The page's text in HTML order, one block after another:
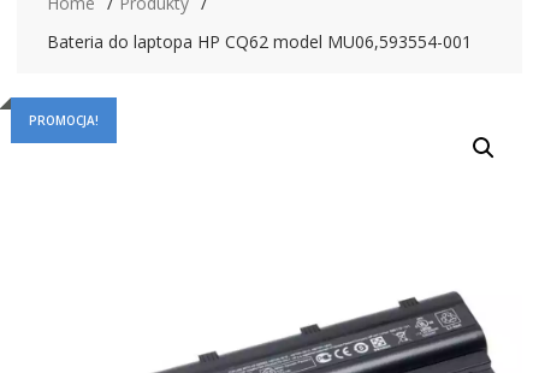
Bateria do laptopa HP CQ62 model MU06,593554-001
PROMOCJA!